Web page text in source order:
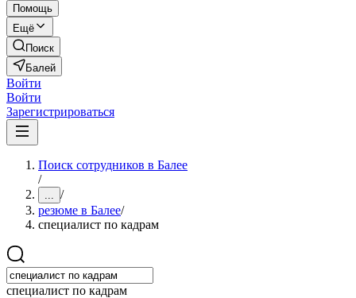
Помощь
Ещё
Поиск
Балей
Войти
Войти
Зарегистрироваться
Поиск сотрудников в Балее
/
... /
резюме в Балее/
специалист по кадрам
специалист по кадрам